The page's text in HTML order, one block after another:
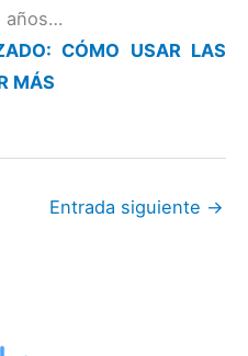
años…
CÓMO USAR LAS
MÁS
Entrada siguiente →